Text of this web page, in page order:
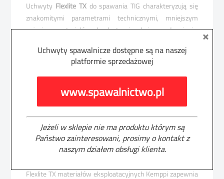
Uchwyty Flexlite TXdo spawania TIG charakteryzują się
znakomitymi parametrami technicznymi, mniejszym
zużyciem materiałów eksploatacyjnych i wygodą użycia.
innowacyjna konstrukcja rękojeści uchwytu zmniejsza
obciążenie nadgarstka, co pozwala skupić się na uzyskaniu
idealnej spoiny nawet w przypadku najtrudniejszych
Uchwyty FlexLite TX do spawania TIG są oferowane w
szyjek w modelach chłodzonych gazem i cieczą. Dzięki
zdalnemu sterowaniu zamontowanemu na uchwycie
spawacz może regulować prąd spawania na odległość —
Flexlite TX materiałów eksploatacyjnych Kemppi zapewnia
Uchwyty spawalnicze dostępne są na naszej
platformie sprzedażowej
www.spawalnictwo.pl
Jeżeli w sklepie nie ma produktu którym są
Państwo zainteresowani, prosimy o kontakt z
naszym działem obsługi klienta.